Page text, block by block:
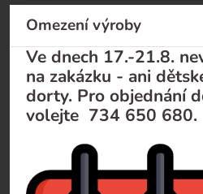
Sladký bar ( Candy
svatební koláčky
Zákusky
Omezení výroby
Ve dnech 17.-21.8.
na zakázku - ani
dorty. Pro objednání
volejte 734 650 680.